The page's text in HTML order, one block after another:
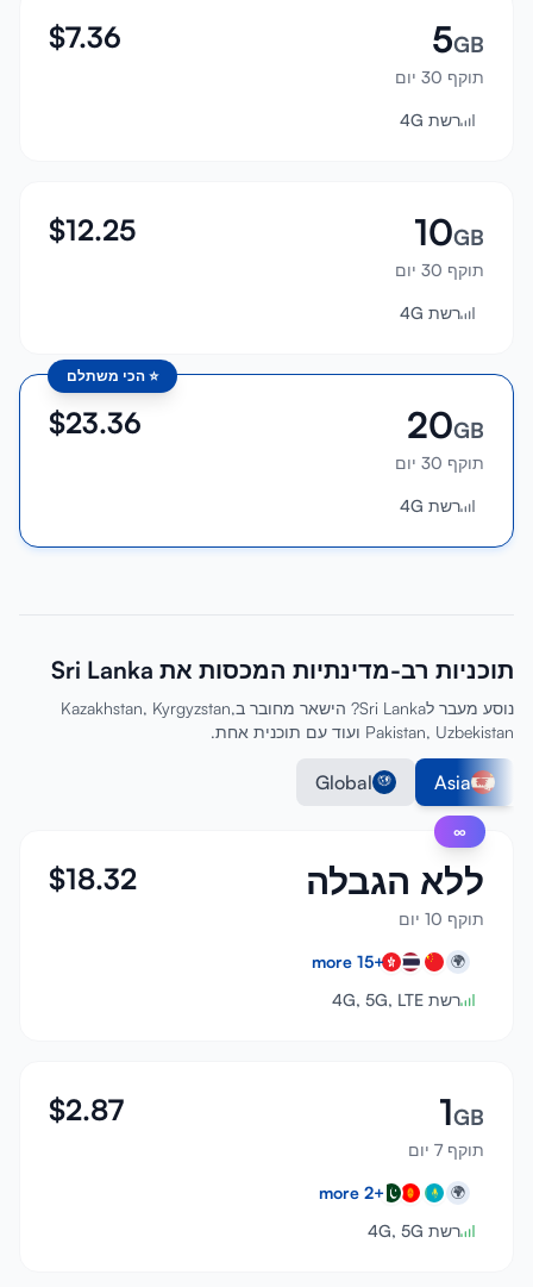
5GB
תוקף 30 יום
$7.36
רשת 4G
10GB
תוקף 30 יום
$12.25
רשת 4G
⭐ הכי משתלם
20GB
תוקף 30 יום
$23.36
רשת 4G
תוכניות רב-מדינתיות המכסות את Sri Lanka
נוסע מעבר לSri Lanka? הישאר מחובר בKazakhstan, Kyrgyzstan,
Pakistan, Uzbekistan ועוד עם תוכנית אחת.
Asia
Global
∞
ללא הגבלה
תוקף 10 יום
$18.32
🌍
+
15
רשת 4G, 5G, LTE
1GB
תוקף 7 יום
$2.87
🌍
+
2
רשת 4G, 5G